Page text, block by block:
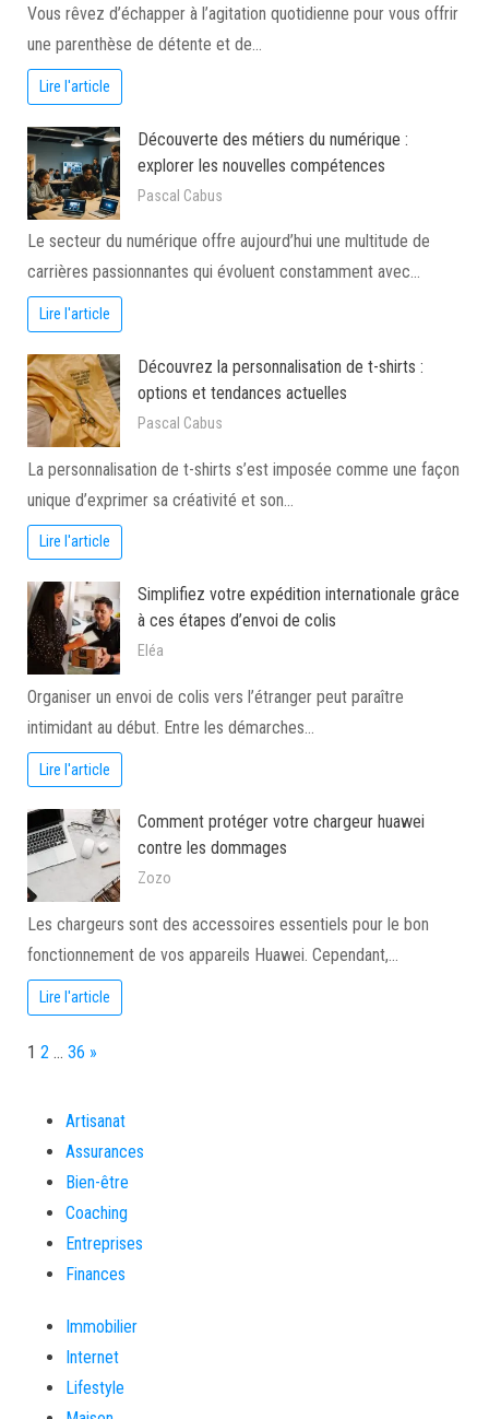
Vous rêvez d’échapper à l’agitation quotidienne pour vous offrir
une parenthèse de détente et de…
Lire l'article
Découverte des métiers du numérique :
explorer les nouvelles compétences
Pascal Cabus
Le secteur du numérique offre aujourd’hui une multitude de
carrières passionnantes qui évoluent constamment avec…
Lire l'article
Découvrez la personnalisation de t-shirts :
options et tendances actuelles
Pascal Cabus
La personnalisation de t-shirts s’est imposée comme une façon
unique d’exprimer sa créativité et son…
Lire l'article
Simplifiez votre expédition internationale grâce
à ces étapes d’envoi de colis
Eléa
Organiser un envoi de colis vers l’étranger peut paraître
intimidant au début. Entre les démarches…
Lire l'article
Comment protéger votre chargeur huawei
contre les dommages
Zozo
Les chargeurs sont des accessoires essentiels pour le bon
fonctionnement de vos appareils Huawei. Cependant,…
Lire l'article
Page:
1 2 … 36 Next
»
Artisanat
Assurances
Bien-être
Coaching
Entreprises
Finances
Immobilier
Internet
Lifestyle